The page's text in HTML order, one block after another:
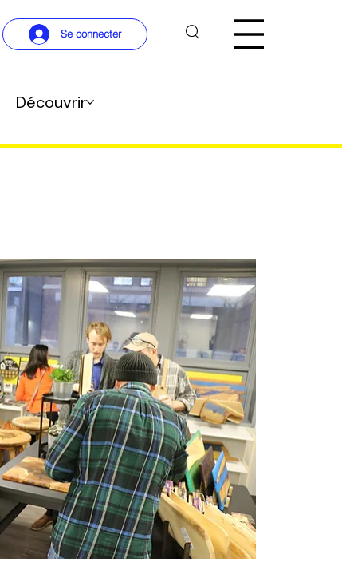
Se connecter
Découvrir